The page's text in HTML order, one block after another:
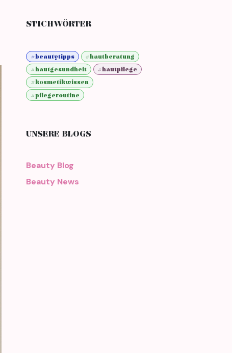
STICHWÖRTER
#beautytipps
#hautberatung
#hautgesundheit
#hautpflege
#kosmetikwissen
#pflegeroutine
UNSERE BLOGS
Beauty Blog
Beauty News